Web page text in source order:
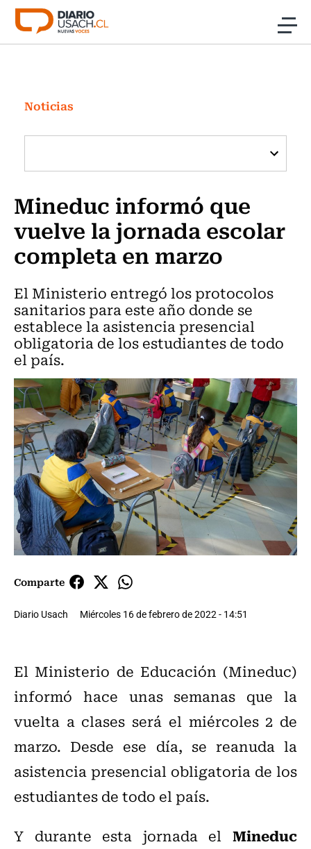
Click acá para ir directamente al contenido
Investigación
Cultura
Programas Radio y TV Usach
Noticias
Mineduc informó que
vuelve la jornada escolar
completa en marzo
El Ministerio entregó los protocolos
sanitarios para este año donde se
establece la asistencia presencial
obligatoria de los estudiantes de todo
el país.
Comparte
Diario Usach Miércoles 16 de febrero de 2022 - 14:51
El Ministerio de Educación (Mineduc)
informó hace unas semanas que la
vuelta a clases será el miércoles 2 de
marzo. Desde ese día, se reanuda la
asistencia presencial obligatoria de los
estudiantes de todo el país.
Y durante esta jornada el Mineduc